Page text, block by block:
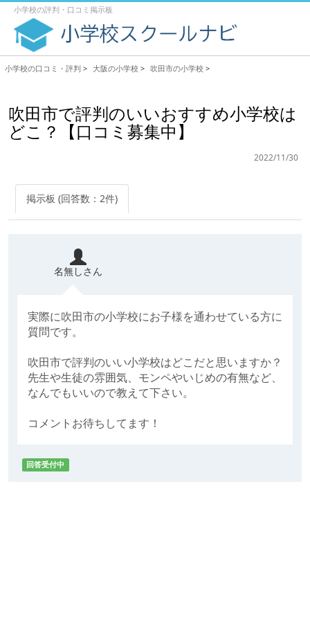
小学校の評判・口コミ掲示板
小学校の口コミ・評判 > 大阪の小学校 > 吹田市の小学校 >
吹田市で評判のいいおすすめ小学校は
どこ？【口コミ募集中】
2022/11/30
掲示板 (回答数：2件)
名無しさん
実際に吹田市の小学校にお子様を通わせている方に
質問です。
吹田市で評判のいい小学校はどこだと思いますか？
先生や生徒の雰囲気、モンペやいじめの有無など、
なんでもいいので教えて下さい。
コメントお待ちしてます！
回答受付中